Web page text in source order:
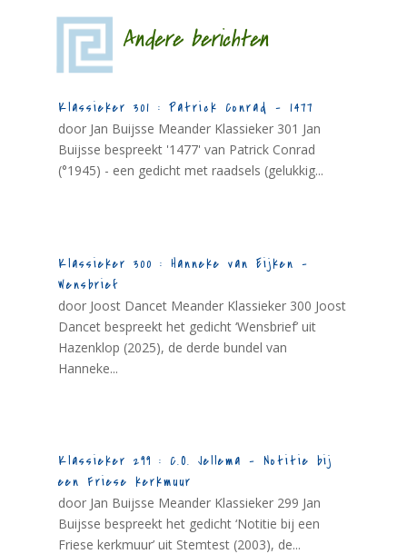
Andere berichten
Klassieker 301 : Patrick Conrad – 1477
door Jan Buijsse Meander Klassieker 301 Jan
Buijsse bespreekt '1477' van Patrick Conrad
(°1945) - een gedicht met raadsels (gelukkig...
Klassieker 300 : Hanneke van Eijken –
Wensbrief
door Joost Dancet Meander Klassieker 300 Joost
Dancet bespreekt het gedicht ‘Wensbrief’ uit
Hazenklop (2025), de derde bundel van
Hanneke...
Klassieker 299 : C.O. Jellema – Notitie bij
een Friese kerkmuur
door Jan Buijsse Meander Klassieker 299 Jan
Buijsse bespreekt het gedicht ‘Notitie bij een
Friese kerkmuur’ uit Stemtest (2003), de...